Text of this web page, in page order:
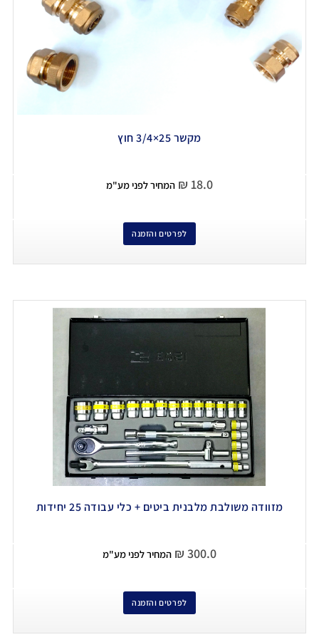
מקשר 25×3/4 חוץ
₪ 18.0 המחיר לפני מע"מ
לפרטים והזמנה
מזוודה משולבת מלבנית ביטים + כלי עבודה 25 יחידות
₪ 300.0 המחיר לפני מע"מ
לפרטים והזמנה